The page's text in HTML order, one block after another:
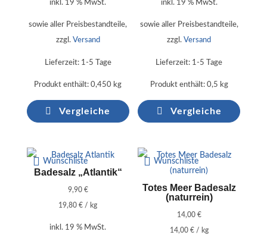
inkl. 19 % MwSt.
sowie aller Preisbestandteile,
zzgl. Versand
Lieferzeit: 1-5 Tage
Produkt enthält: 0,450 kg
Vergleiche
inkl. 19 % MwSt.
sowie aller Preisbestandteile,
zzgl. Versand
Lieferzeit: 1-5 Tage
Produkt enthält: 0,5 kg
Vergleiche
Wunschliste
Badesalz „Atlantik“
9,90 €
19,80€ / kg
inkl. 19 % MwSt.
Wunschliste
Totes Meer Badesalz
(naturrein)
14,00 €
14,00 €/ kg